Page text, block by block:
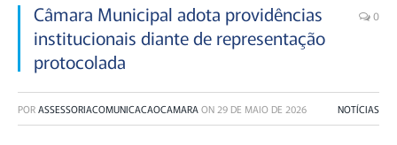
Câmara Municipal adota providências
institucionais diante de representação
protocolada
0
PORASSESSORIACOMUNICACAOCAMARAON 29 DE MAIO DE 2026 NOTÍCIAS